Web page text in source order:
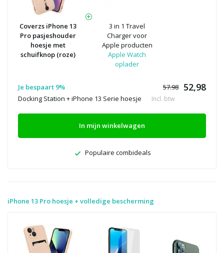
Coverzs iPhone 13
Pro pasjeshouder
hoesje met
schuifknop (roze)
3 in 1 Travel
Charger voor
Apple producten
Apple Watch
oplader
Je bespaart 9% 57.98 52,98
Docking Station + iPhone 13 Serie hoesje Incl. btw
In mijn winkelwagen
Populaire combideals
iPhone 13 Pro hoesje + volledige bescherming